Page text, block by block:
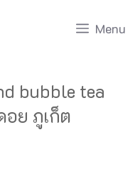
Menu
bubble tea
ย ภูเก็ต